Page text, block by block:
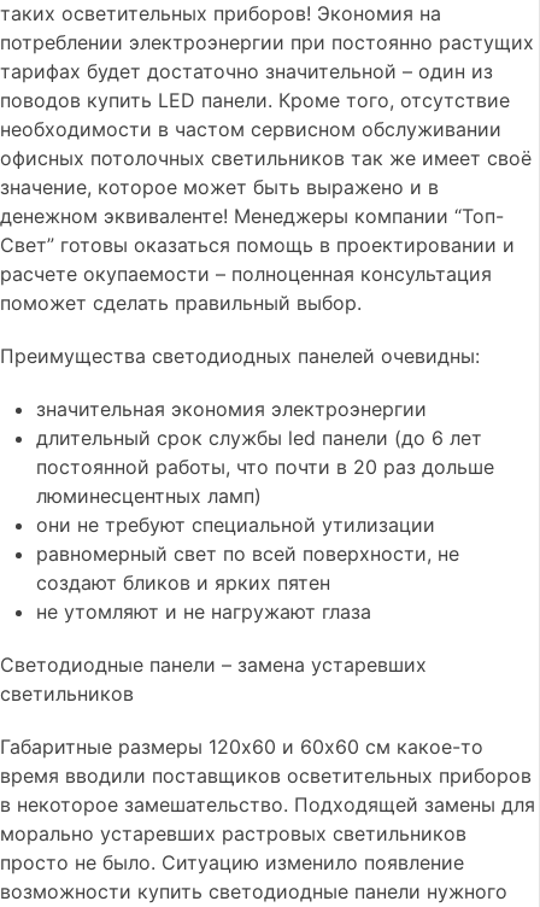
таких осветительных приборов! Экономия на
потреблении электроэнергии при постоянно растущих
тарифах будет достаточно значительной – один из
поводов купить LED панели. Кроме того, отсутствие
необходимости в частом сервисном обслуживании
офисных потолочных светильников так же имеет своё
значение, которое может быть выражено и в
денежном эквиваленте! Менеджеры компании “Топ-
Свет” готовы оказаться помощь в проектировании и
расчете окупаемости – полноценная консультация
поможет сделать правильный выбор.
Преимущества светодиодных панелей очевидны:
значительная экономия электроэнергии
длительный срок службы led панели (до 6 лет
постоянной работы, что почти в 20 раз дольше
люминесцентных ламп)
они не требуют специальной утилизации
равномерный свет по всей поверхности, не
создают бликов и ярких пятен
не утомляют и не нагружают глаза
Светодиодные панели – замена устаревших
светильников
Габаритные размеры 120x60 и 60x60 см какое-то
время вводили поставщиков осветительных приборов
в некоторое замешательство. Подходящей замены для
морально устаревших растровых светильников
просто не было. Ситуацию изменило появление
возможности купить светодиодные панели нужного